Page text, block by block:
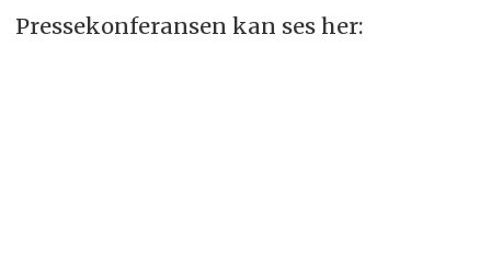
Pressekonferansen kan ses her: